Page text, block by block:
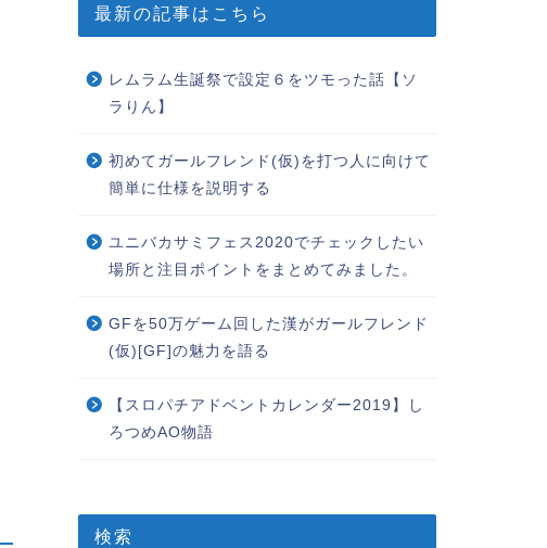
最新の記事はこちら
レムラム生誕祭で設定６をツモった話【ソ
ラりん】
初めてガールフレンド(仮)を打つ人に向けて
簡単に仕様を説明する
ユニバカサミフェス2020でチェックしたい
場所と注目ポイントをまとめてみました。
GFを50万ゲーム回した漢がガールフレンド
(仮)[GF]の魅力を語る
【スロパチアドベントカレンダー2019】し
ろつめAO物語
検索